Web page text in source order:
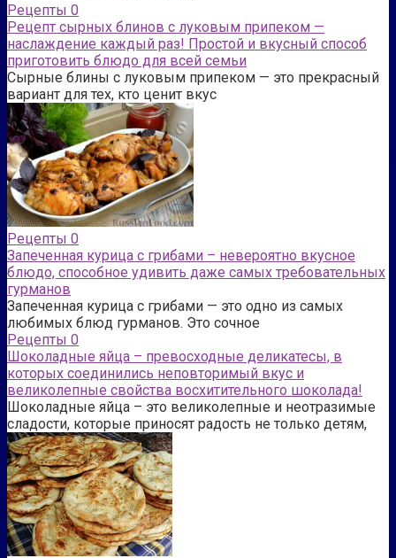
Рецепты 0
Рецепт сырных блинов с луковым припеком —
наслаждение каждый раз! Простой и вкусный способ
приготовить блюдо для всей семьи
Сырные блины с луковым припеком — это прекрасный
вариант для тех, кто ценит вкус
Рецепты 0
Запеченная курица с грибами – невероятно вкусное
блюдо, способное удивить даже самых требовательных
гурманов
Запеченная курица с грибами — это одно из самых
любимых блюд гурманов. Это сочное
Рецепты 0
Шоколадные яйца – превосходные деликатесы, в
которых соединились неповторимый вкус и
великолепные свойства восхитительного шоколада!
Шоколадные яйца – это великолепные и неотразимые
сладости, которые приносят радость не только детям,